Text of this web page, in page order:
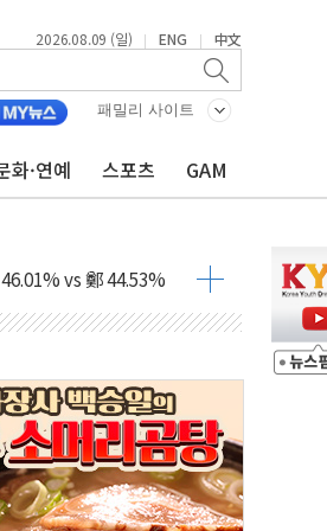
2026.08.09 (일) | ENG | 中文
패밀리 사이트
화·연예 스포츠 GAM
다
vs 鄭 44.53%
vs 鄭 44.40%
정청래 44.40%
45.71% 송영길 6.92%
46.35% 송영길 5.83%